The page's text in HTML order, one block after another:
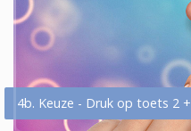
4b. Keuze - Druk op toets 2 +